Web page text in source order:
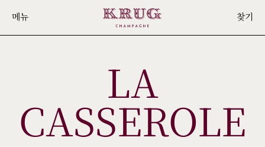
main
content
메뉴 찾기
LA
CASSEROLE